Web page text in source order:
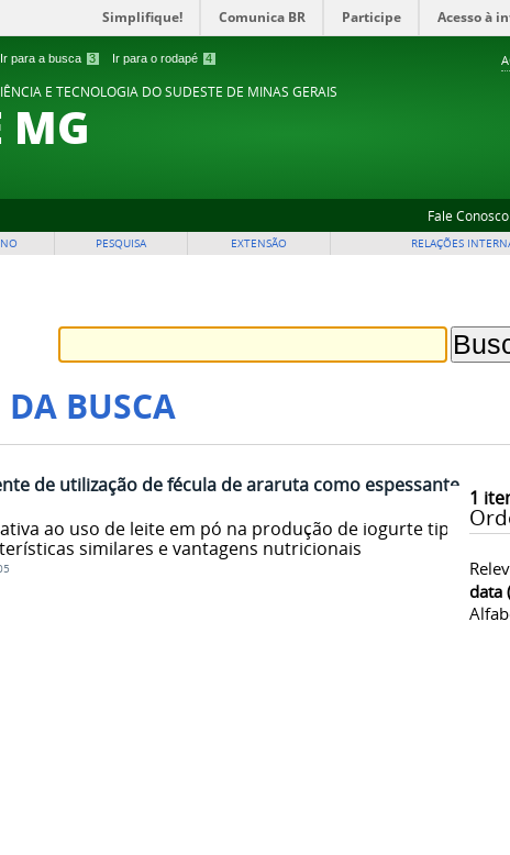
Ir para a busca 3 Ir para o rodapé 4
Simplifique! Comunica BR Participe Acesso à
E TECNOLOGIA DO SUDESTE DE MINAS GERAIS
MG
Fale Conosco
PESQUISA EXTENSÃO RELAÇÕES
DA BUSCA
1
data
de utilização de fécula de araruta como espessante
ao uso de leite em pó na produção de iogurte tipo
similares e vantagens nutricionais